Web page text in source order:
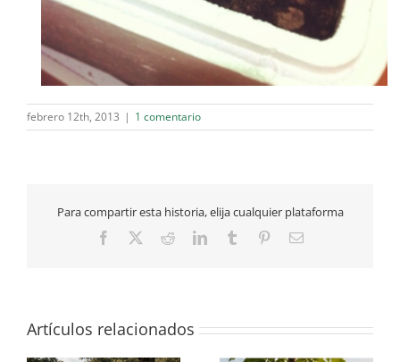
febrero 12th, 2013 | 1 comentario
Para compartir esta historia, elija cualquier plataforma
Facebook RedditLinkedInTumblr PinterestCorreo
Artículos relacionados